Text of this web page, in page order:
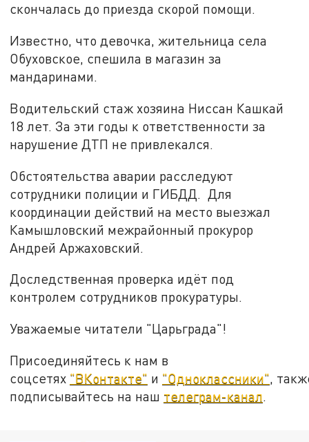
скончалась до приезда скорой помощи.
Известно, что девочка, жительница села
Обуховское, спешила в магазин за
мандаринами.
Водительский стаж хозяина Ниссан Кашкай
18 лет. За эти годы к ответственности за
нарушение ДТП не привлекался.
Обстоятельства аварии расследуют
сотрудники полиции и ГИБДД. Для
координации действий на место выезжал
Камышловский межрайонный прокурор
Андрей Аржаховский.
Доследственная проверка идёт под
контролем сотрудников прокуратуры.
Уважаемые читатели "Царьграда"!
Присоединяйтесь к нам в
соцсетях "ВКонтакте" и "Одноклассники" ,
подписывайтесь на наш телеграм-канал